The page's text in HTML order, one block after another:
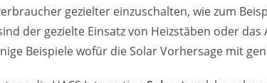
gezielter einzuschalten, wie zum
der gezielte Einsatz von Heizstäben oder das
Beispiele wofür die Solar Vorhersage mit